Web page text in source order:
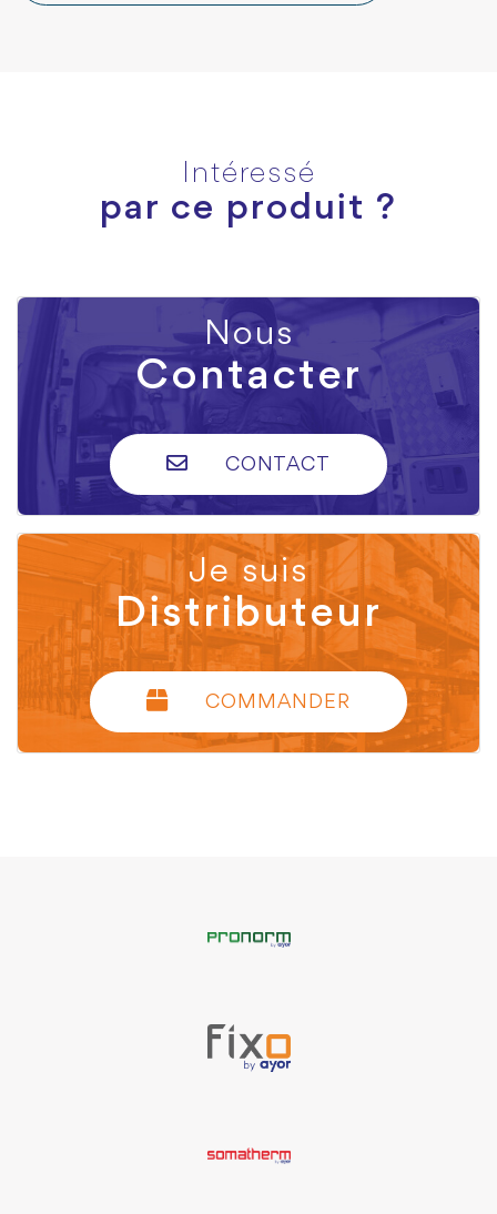
Intéressé
par ce produit ?
Nous
Contacter
CONTACT
Je suis
Distributeur
COMMANDER